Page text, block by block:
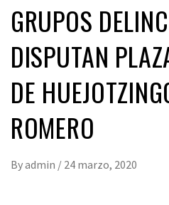
GRUPOS
DISPUTAN
DE
ROMERO
Byadmin / 24 marzo, 2020